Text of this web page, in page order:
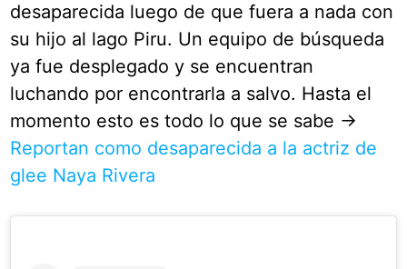
desaparecida luego de que fuera a nada con
su hijo al lago Piru. Un equipo de búsqueda
ya fue desplegado y se encuentran
luchando por encontrarla a salvo. Hasta el
momento esto es todo lo que se sabe ->
Reportan como desaparecida a la actriz de
glee Naya Rivera